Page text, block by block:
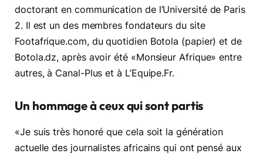
doctorant en communication de l’Université de Paris
2. Il est un des membres fondateurs du site
Footafrique.com, du quotidien Botola (papier) et de
Botola.dz, après avoir été «Monsieur Afrique» entre
autres, à Canal-Plus et à L’Equipe.Fr.
Un hommage à ceux qui sont partis
«Je suis très honoré que cela soit la génération
actuelle des journalistes africains qui ont pensé aux